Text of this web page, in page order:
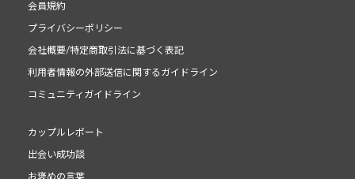
会員規約
プライバシーポリシー
会社概要/特定商取引法に基づく表記
利用者情報の外部送信に関するガイドライン
コミュニティガイドライン
カップルレポート
出会い成功談
お褒めの言葉